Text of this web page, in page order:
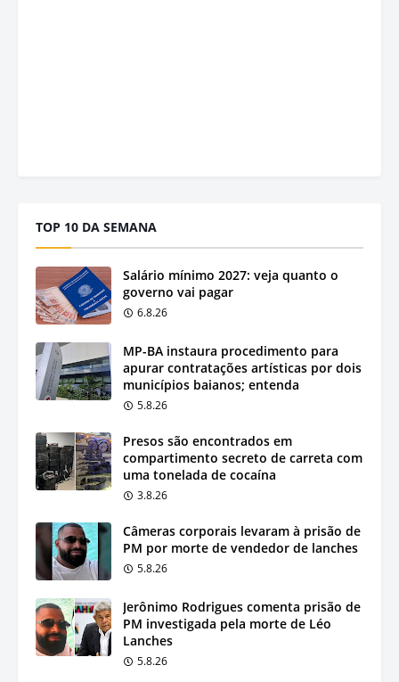
TOP 10 DA SEMANA
Salário mínimo 2027: veja quanto o
governo vai pagar
6.8.26
MP-BA instaura procedimento para
apurar contratações artísticas por dois
municípios baianos; entenda
5.8.26
Presos são encontrados em
compartimento secreto de carreta com
uma tonelada de cocaína
3.8.26
Câmeras corporais levaram à prisão de
PM por morte de vendedor de lanches
5.8.26
Jerônimo Rodrigues comenta prisão de
PM investigada pela morte de Léo
Lanches
5.8.26